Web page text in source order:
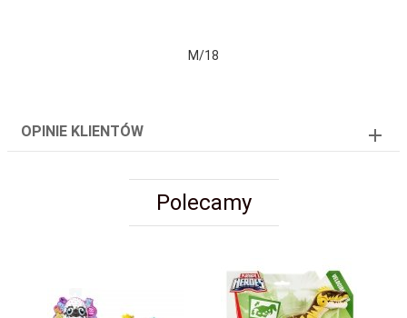
M/18
OPINIE KLIENTÓW
Polecamy